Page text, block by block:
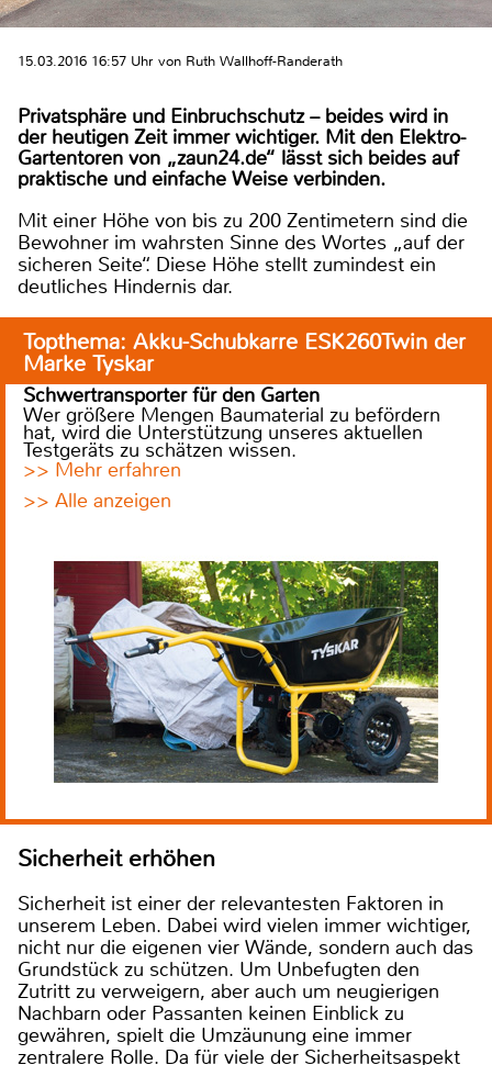
15.03.2016 16:57 Uhr von Ruth Wallhoff-Randerath
Privatsphäre und Einbruchschutz – beides wird in
der heutigen Zeit immer wichtiger. Mit den Elektro-
Gartentoren von „zaun24.de“ lässt sich beides auf
praktische und einfache Weise verbinden.
Mit einer Höhe von bis zu 200 Zentimetern sind die
Bewohner im wahrsten Sinne des Wortes „auf der
sicheren Seite“. Diese Höhe stellt zumindest ein
deutliches Hindernis dar.
Topthema: Akku-Schubkarre ESK260Twin der
Marke Tyskar
Schwertransporter für den Garten
Wer größere Mengen Baumaterial zu befördern
hat, wird die Unterstützung unseres aktuellen
Testgeräts zu schätzen wissen.
>> Mehr erfahren
>> Alle anzeigen
Sicherheit erhöhen
Sicherheit ist einer der relevantesten Faktoren in
unserem Leben. Dabei wird vielen immer wichtiger,
nicht nur die eigenen vier Wände, sondern auch das
Grundstück zu schützen. Um Unbefugten den
Zutritt zu verweigern, aber auch um neugierigen
Nachbarn oder Passanten keinen Einblick zu
gewähren, spielt die Umzäunung eine immer
zentralere Rolle. Da für viele der Sicherheitsaspekt